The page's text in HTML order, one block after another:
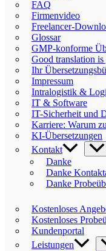
FAQ
Firmenvideo
Freelancer-
Glossar
GMP-konforme
Good translation
Ihr
Impressum
Intralogistik &
IT & Software
IT-Sicherheit und
Karriere: Warum
KI-Übersetzungen
Kontakt
Danke
Danke
Danke
Kostenloses
Kostenloses
Kundenportal
Leistungen